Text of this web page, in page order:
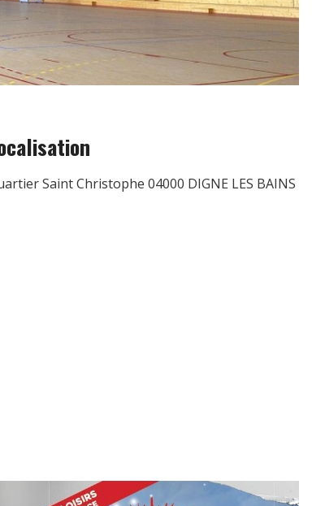
Saint Christophe 04000 DIGNE LES BAINS